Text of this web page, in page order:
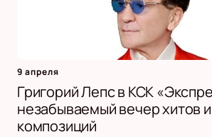
9 апреля
Григорий Лепс в КСК
незабываемый вечер хитов
композиций